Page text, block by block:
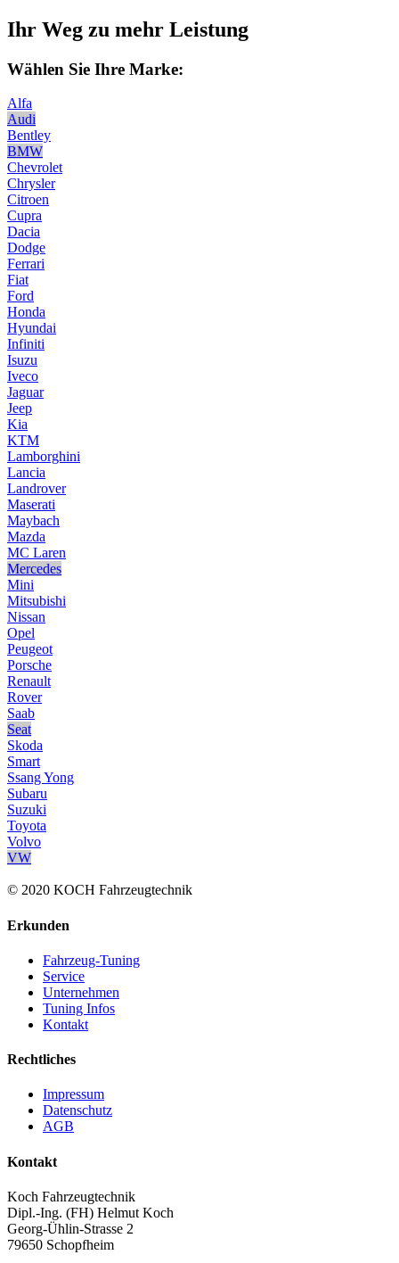
Ihr Weg zu mehr Leistung
Wählen Sie Ihre Marke:
Alfa
Audi
Bentley
BMW
Chevrolet
Chrysler
Citroen
Cupra
Dacia
Dodge
Ferrari
Fiat
Ford
Honda
Hyundai
Infiniti
Isuzu
Iveco
Jaguar
Jeep
Kia
KTM
Lamborghini
Lancia
Landrover
Maserati
Maybach
Mazda
MC Laren
Mercedes
Mini
Mitsubishi
Nissan
Opel
Peugeot
Porsche
Renault
Rover
Saab
Seat
Skoda
Smart
Ssang Yong
Subaru
Suzuki
Toyota
Volvo
VW
© 2020 KOCH Fahrzeugtechnik
Erkunden
Fahrzeug-Tuning
Service
Unternehmen
Tuning Infos
Kontakt
Rechtliches
Impressum
Datenschutz
AGB
Kontakt
Koch Fahrzeugtechnik
Dipl.-Ing. (FH) Helmut Koch
Georg-Ühlin-Strasse 2
79650 Schopfheim